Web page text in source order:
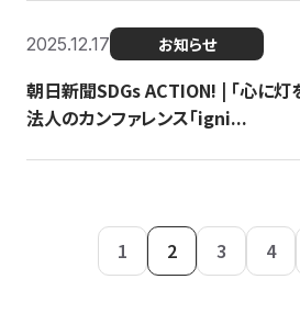
2025.12.17 お知らせ
朝日新聞SDGs ACTION! | 「心に灯
法人のカンファレンス「igni...
1 2 3 4